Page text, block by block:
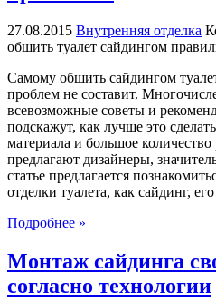
27.08.2015 Внутренняя отделка
обшить туалет сайдингом
Самому обшить сайдингом
проблем не составит.
всевозможные советы и
подскажут, как лучше это
материала и большое
предлагают дизайнеры,
статье предлагается
отделки туалета, как сайдинг,
Подробнее »
Монтаж сайдинга
согласно технологии